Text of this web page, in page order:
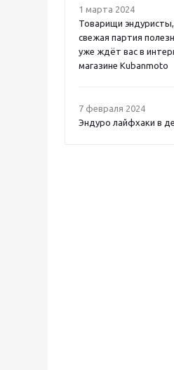
1 марта 2024
Товарищи эндуристы,
свежая партия
уже ждёт вас в
магазине Kubanmoto
7 февраля 2024
Эндуро лайфхаки в